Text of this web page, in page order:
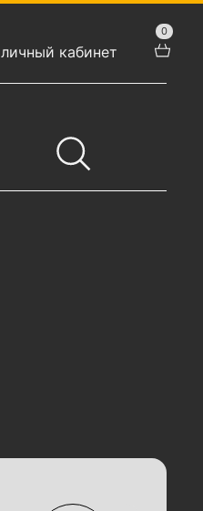
личный кабинет
0